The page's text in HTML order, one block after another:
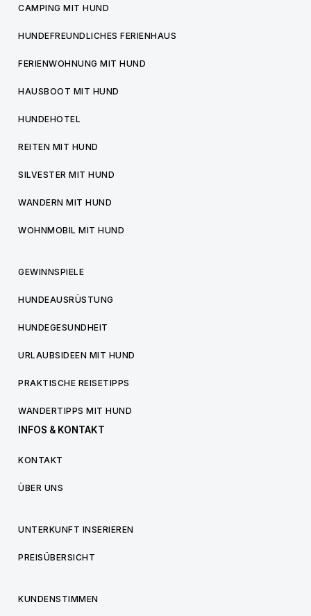
CAMPING MIT HUND
HUNDEFREUNDLICHES FERIENHAUS
FERIENWOHNUNG MIT HUND
HAUSBOOT MIT HUND
HUNDEHOTEL
REITEN MIT HUND
SILVESTER MIT HUND
WANDERN MIT HUND
WOHNMOBIL MIT HUND
GEWINNSPIELE
HUNDEAUSRÜSTUNG
HUNDEGESUNDHEIT
URLAUBSIDEEN MIT HUND
PRAKTISCHE REISETIPPS
WANDERTIPPS MIT HUND
INFOS & KONTAKT
KONTAKT
ÜBER UNS
UNTERKUNFT INSERIEREN
PREISÜBERSICHT
KUNDENSTIMMEN